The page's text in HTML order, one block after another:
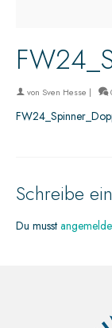
von Sven Hesse |
Schreibe
Du musst